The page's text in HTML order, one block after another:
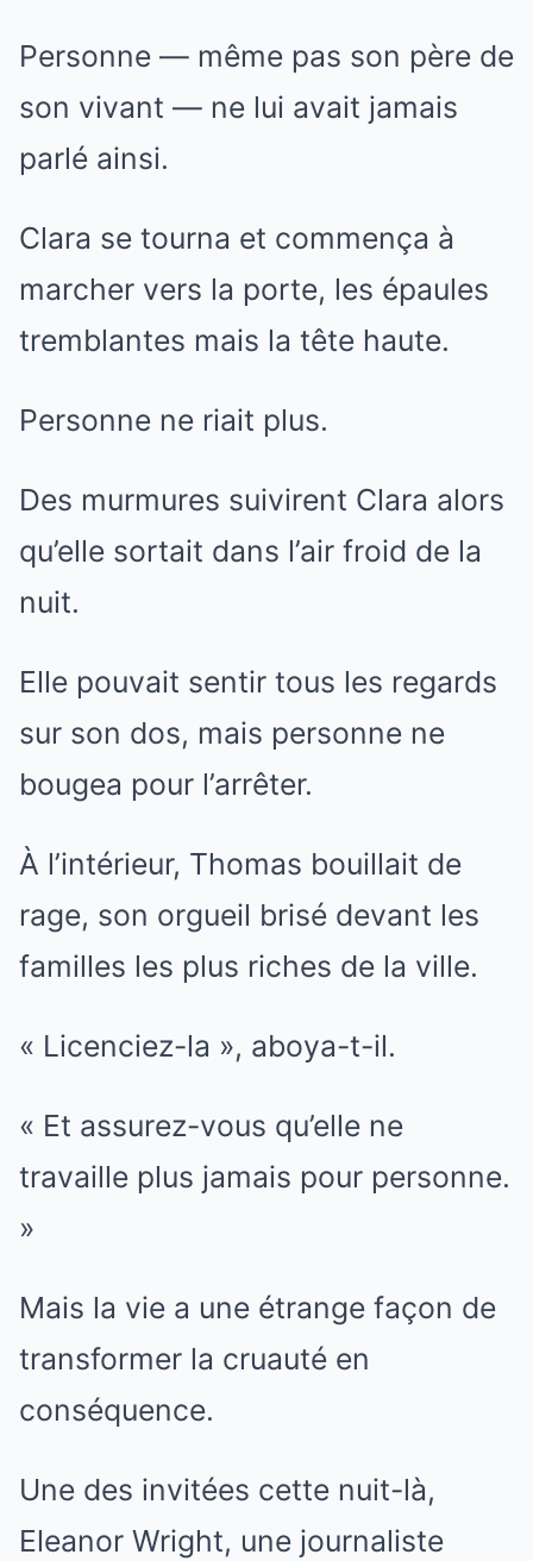
Personne — même pas son père de
son vivant — ne lui avait jamais
parlé ainsi.
Clara se tourna et commença à
marcher vers la porte, les épaules
tremblantes mais la tête haute.
Personne ne riait plus.
Des murmures suivirent Clara alors
qu’elle sortait dans l’air froid de la
nuit.
Elle pouvait sentir tous les regards
sur son dos, mais personne ne
bougea pour l’arrêter.
À l’intérieur, Thomas bouillait de
rage, son orgueil brisé devant les
familles les plus riches de la ville.
« Licenciez-la », aboya-t-il.
« Et assurez-vous qu’elle ne
travaille plus jamais pour personne.
»
Mais la vie a une étrange façon de
transformer la cruauté en
conséquence.
Une des invitées cette nuit-là,
Eleanor Wright, une journaliste